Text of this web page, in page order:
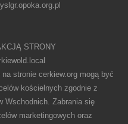
STRONY
stronie cerkiew.org mogą być
kościelnych zgodnie z
Wschodnich. Zabrania się
marketingowych oraz